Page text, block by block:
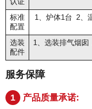
标准
配置
1、炉体1台 2、
选装
配件
1、选装排气烟
服务保障
1 产品质量承诺: